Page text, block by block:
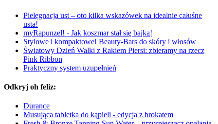
Pielęgnacja ust – oto kilka wskazówek na idealnie całuśne
usta!
myRapunzel! - Jak koszmar stał się bajką!
Stylowe i kompaktowe! Beauty-Bars do skóry i włosów
Światowy Dzień Walki z Rakiem Piersi: zbieramy na rzecz
Pink Ribbon
Praktyczny system uzupełnień
Odkryj oh feliz:
Durance
Musująca tabletka do kąpieli - edycja z brokatem